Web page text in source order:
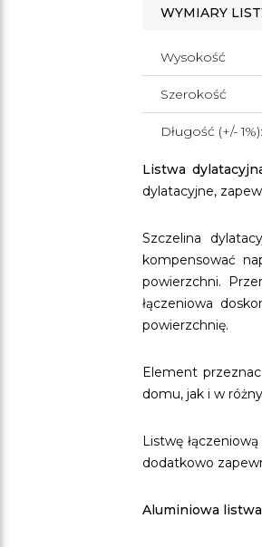
WYMIARY
Wysokość
Szerokość
Długość (+/-
Listwa
dylatacyjne,
Szczelina
kompensować
powierzchni.
łączeniowa
powierzchnię.
Element
domu, jak i w
Listwę
dodatkowo
Aluminiowa